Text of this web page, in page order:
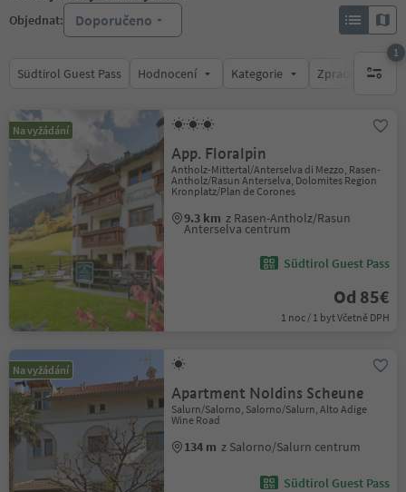
Objednat: Doporučeno
Südtirol Guest Pass Hodnocení Kategorie Zpracovává
1
1
Na vyžádání
App. Floralpin
Antholz-Mittertal/Anterselva di Mezzo, Rasen-
Antholz/Rasun Anterselva, Dolomites Region
Kronplatz/Plan de Corones
9.3 km z Rasen-Antholz/Rasun
Anterselva centrum
Südtirol Guest Pass
Od 85€
1 noc / 1 byt Včetně DPH
Na vyžádání
Apartment Noldins Scheune
Salurn/Salorno, Salorno/Salurn, Alto Adige
Wine Road
134 m z Salorno/Salurn centrum
Südtirol Guest Pass